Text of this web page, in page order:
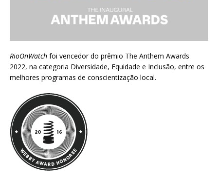
RioOnWatch foi vencedor do prêmio The Anthem Awards
2022, na categoria Diversidade, Equidade e Inclusão, entre os
melhores programas de conscientização local.